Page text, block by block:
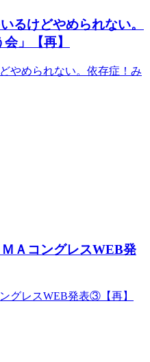
やめられない。依存症！み
グレスWEB発表③【再】